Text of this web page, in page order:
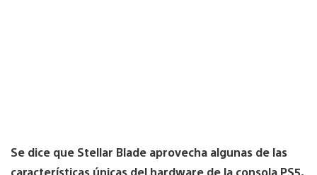
Se dice que Stellar Blade aprovecha algunas de las
características únicas del hardware de la consola PS5,